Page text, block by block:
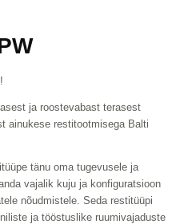
ja roostevabast terasest
ainukese restitootmisega Balti
tänu oma tugevusele ja
vajalik kuju ja konfiguratsioon
nõudmistele. Seda restitüüpi
ja tööstuslike ruumivajaduste